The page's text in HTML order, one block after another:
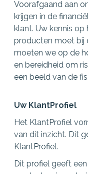
Voorafgaand aan
krijgen in de
klant. Uw kennis
producten moet bij
moeten we op de
en bereidheid om
een beeld van de
Uw KlantProfiel
Het KlantProfiel
van dit inzicht. Dit
KlantProfiel.
Dit profiel geeft